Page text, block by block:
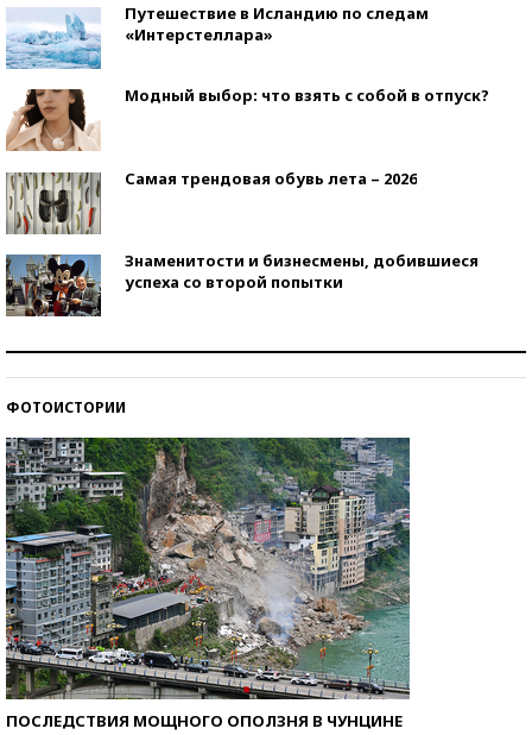
Путешествие в Исландию по следам
«Интерстеллара»
Модный выбор: что взять с собой в отпуск?
Самая трендовая обувь лета – 2026
Знаменитости и бизнесмены, добившиеся
успеха со второй попытки
ФОТОИСТОРИИ
ПОСЛЕДСТВИЯ МОЩНОГО ОПОЛЗНЯ В ЧУНЦИНЕ